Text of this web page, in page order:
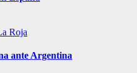
Roja
ante Argentina